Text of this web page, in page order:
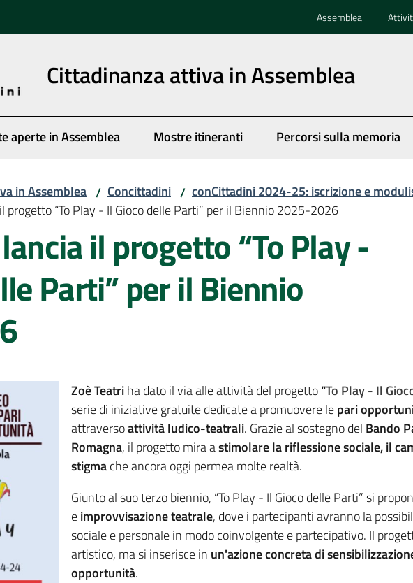
Assemblea
Cittadinanza attiva in Assemblea
aperte in Assemblea Mostre itineranti Percorsi sulla memoria
in Assemblea / Concittadini / conCittadini 2024-25: iscrizione e
progetto “To Play - Il Gioco delle Parti” per il Biennio 2025-2026
il progetto “To Play -
Parti” per il Biennio
Zoè Teatriha dato il via alle attività del progetto“To Play - Il
serie di iniziative gratuite dedicate a promuovere lepari
attraversoattività ludico-teatrali. Grazie al sostegno del Bando
Romagna, il progetto mira astimolare la riflessione sociale, il
stigmache ancora oggi permea molte realtà.
Giunto al suo terzo biennio, “To Play - Il Gioco delle Parti” si
eimprovvisazione teatrale, dove i partecipanti avranno la
sociale e personale in modo coinvolgente e partecipativo. Il
artistico, ma si inserisce in un'azione concreta di
opportunità.